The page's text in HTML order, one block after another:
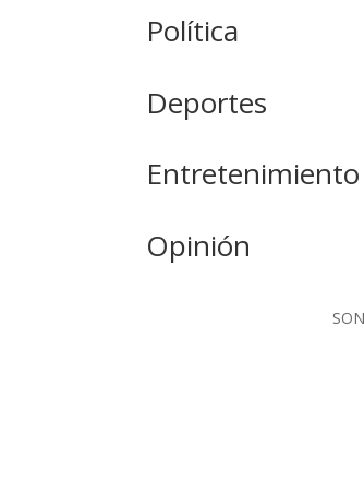
Política
Deportes
Entretenimiento
Opinión